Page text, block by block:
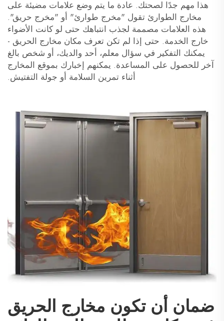
هذا مهم جدًا لصحتك. عادة ما يتم وضع علامات مضيئة على
مخارج الطوارئ تقول "مخرج طوارئ" أو "مخرج حريق".
هذه العلامات مصممة لجذب انتباهك حتى لو كانت الأضواء
خارج الخدمة. حتى إذا لم تكن تعرف مكان مخارج الحريق -
يمكنك التفكير في سؤال معلم، أحد والديك، أو شخص بالغ
آخر للحصول على المساعدة. يمكنهم إخبارك بموقع المخارج
أثناء تمرين السلامة أو جولة التفتيش.
ضمان أن تكون مخارج الحريق